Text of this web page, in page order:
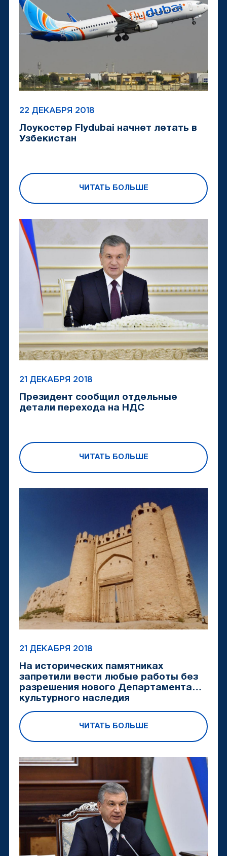
22 ДЕКАБРЯ 2018
Лоукостер Flydubai начнет летать в
Узбекистан
ЧИТАТЬ БОЛЬШЕ
21 ДЕКАБРЯ 2018
Президент сообщил отдельные
детали перехода на НДС
ЧИТАТЬ БОЛЬШЕ
21 ДЕКАБРЯ 2018
На исторических памятниках
запретили вести любые работы без
разрешения нового Департамента
культурного наследия
ЧИТАТЬ БОЛЬШЕ